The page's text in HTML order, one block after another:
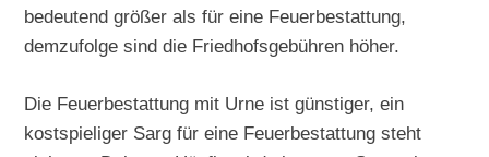
bedeutend größer als für eine Feuerbestattung,
demzufolge sind die Friedhofsgebühren höher.
Die Feuerbestattung mit Urne ist günstiger, ein
kostspieliger Sarg für eine Feuerbestattung steht